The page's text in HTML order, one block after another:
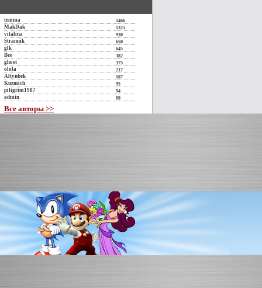
temma 1466
MakDak 1325
vitalina 930
Strannik 650
glk 645
Bee 382
ghost 375
olola 217
Altynbek 107
Kuzmich 95
piligrim1987 94
admin 88
Все авторы >>